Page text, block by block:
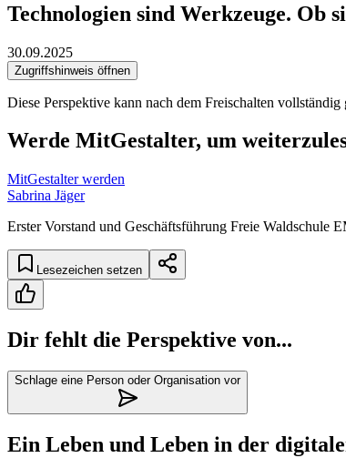
Technologien sind Werkzeuge. Ob
30.09.2025
Zugriffshinweis öffnen
Diese Perspektive kann nach dem Freischalten vollständig
Werde MitGestalter, um
MitGestalter werden
Sabrina Jäger
Erster Vorstand und Geschäftsführung Freie Waldschule
Lesezeichen setzen
Dir fehlt die Perspektive von...
Schlage eine Person oder Organisation vor
Ein Leben und Leben in der